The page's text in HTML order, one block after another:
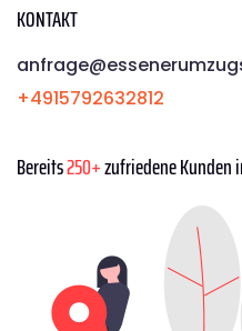
KONTAKT
+4915792632812
Bereits250+zufriedene Kunden